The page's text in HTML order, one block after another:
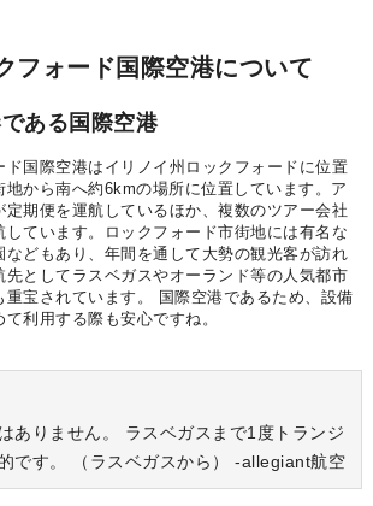
フォード国際空港について
ある国際空港
ド国際空港はイリノイ州ロックフォードに位置
地から南へ約6kmの場所に位置しています。ア
定期便を運航しているほか、複数のツアー会社
しています。ロックフォード市街地には有名な
などもあり、年間を通して大勢の観光客が訪れ
先としてラスベガスやオーランド等の人気都市
重宝されています。 国際空港であるため、設備
利用する際も安心ですね。
ありません。 ラスベガスまで1度トランジ
です。 （ラスベガスから） -allegiant航空